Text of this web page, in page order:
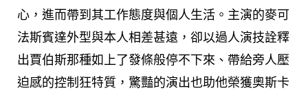
心，進而帶到其工作態度與個人生活。主演的麥可
法斯賓達外型與本人相差甚遠，卻以過人演技詮釋
出賈伯斯那種如上了發條般停不下來、帶給旁人壓
迫感的控制狂特質，驚豔的演出也助他榮獲奧斯卡